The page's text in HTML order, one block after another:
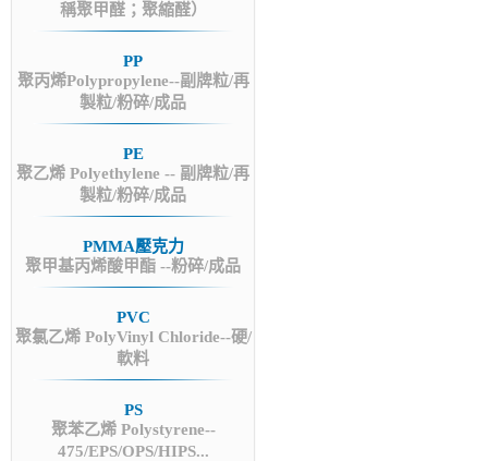
稱聚甲醛；聚縮醛）
PP
聚丙烯Polypropylene--副牌粒/再
製粒/粉碎/成品
PE
聚乙烯 Polyethylene -- 副牌粒/再
製粒/粉碎/成品
PMMA壓克力
聚甲基丙烯酸甲酯 --粉碎/成品
PVC
聚氯乙烯 PolyVinyl Chloride--硬/
軟料
PS
聚苯乙烯 Polystyrene--
475/EPS/OPS/HIPS...